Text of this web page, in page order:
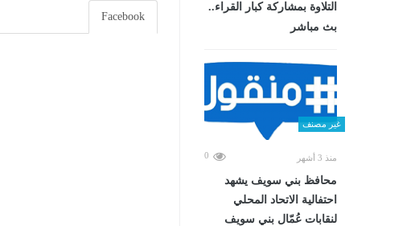
التلاوة بمشاركة كبار القراء..
بث مباشر
غير مصنف
منذ 3 أشهر 0
محافظ بني سويف يشهد
احتفالية الاتحاد المحلي
لنقابات عُمّال بني سويف
Facebook